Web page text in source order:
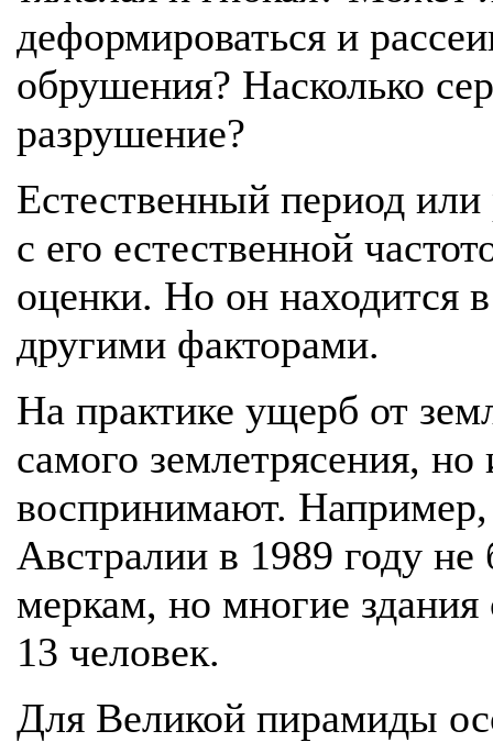
деформироваться и
обрушения? Насколько
разрушение?
Естественный период
с его естественной
оценки. Но он находится
другими факторами.
На практике ущерб от
самого землетрясения, но
воспринимают.
Австралии в 1989 году
меркам, но многие
13 человек.
Для Великой пирамиды